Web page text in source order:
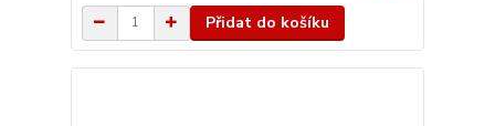
Přidat do košíku